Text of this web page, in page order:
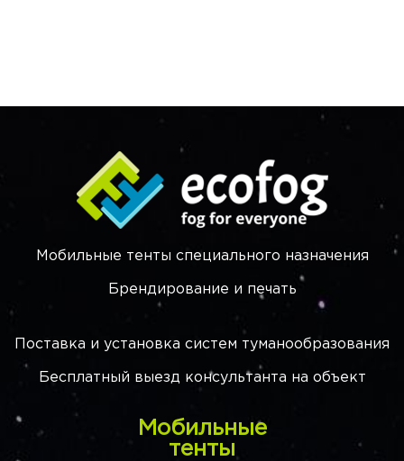
Мобильные тенты специального назначения
Брендирование и печать
Поставка и установка систем туманообразования
Бесплатный выезд консультанта на объект
Мобильные
тенты